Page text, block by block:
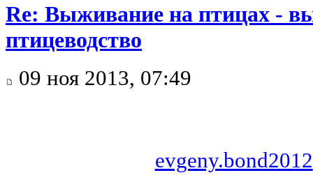
Re: Выживание на птицах -
птицеводство
09 ноя 2013, 07:49
evgeny.bond2012